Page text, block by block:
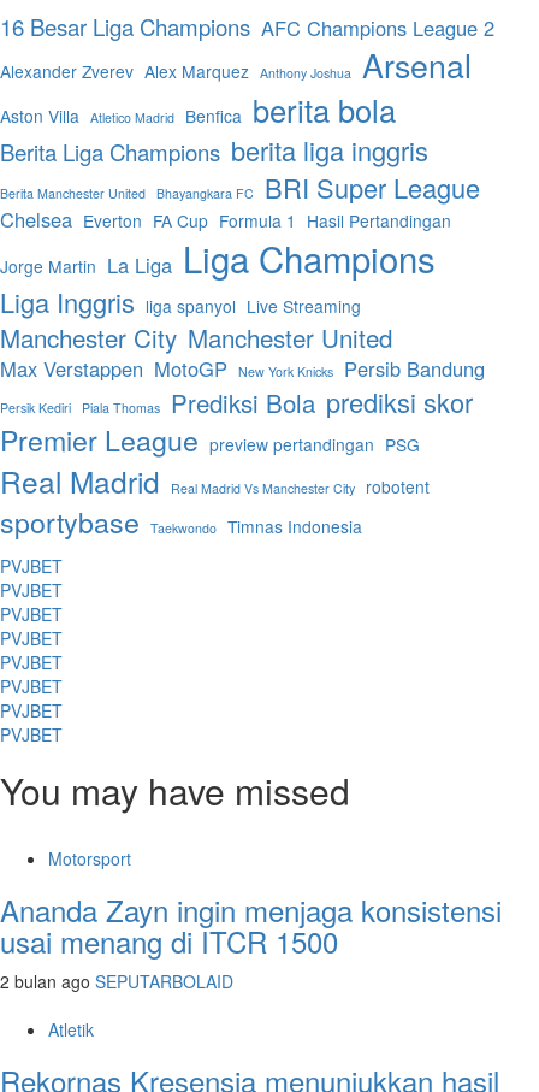
16 Besar Liga Champions AFC Champions League 2
Alexander Zverev Alex Marquez Anthony Joshua Arsenal
Aston Villa Atletico Madrid Benfica berita bola
Berita Liga Champions berita liga inggris
Berita Manchester United Bhayangkara FC BRI Super League
Chelsea Everton FA Cup Formula 1
Hasil Pertandingan
Jorge Martin La Liga Liga Champions
Liga Inggris liga spanyol Live Streaming
Manchester City Manchester United
Max Verstappen MotoGP New York Knicks Persib Bandung
Persik Kediri Piala Thomas Prediksi Bola prediksi skor
Premier League preview pertandingan PSG
Real Madrid Real Madrid Vs Manchester City robotent
sportybase Taekwondo Timnas Indonesia
PVJBET
PVJBET
PVJBET
PVJBET
PVJBET
PVJBET
PVJBET
PVJBET
You may have missed
Motorsport
Ananda Zayn ingin menjaga konsistensi
usai menang di ITCR 1500
2 bulan ago SEPUTARBOLAID
Atletik
Rekornas Kresensia menunjukkan hasil